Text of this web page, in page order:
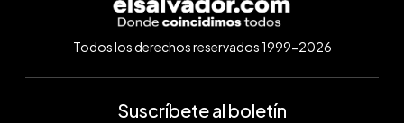
Todos los derechos reservados 1999-2026
Suscríbete al boletín